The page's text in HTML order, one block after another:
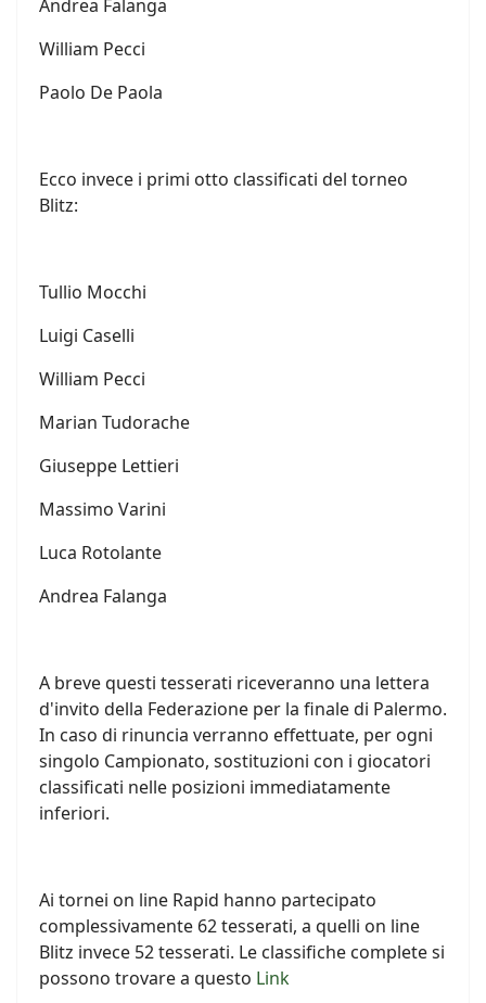
Andrea Falanga
William Pecci
Paolo De Paola
Ecco invece i primi otto classificati del torneo
Blitz:
Tullio Mocchi
Luigi Caselli
William Pecci
Marian Tudorache
Giuseppe Lettieri
Massimo Varini
Luca Rotolante
Andrea Falanga
A breve questi tesserati riceveranno una lettera
d'invito della Federazione per la finale di Palermo.
In caso di rinuncia verranno effettuate, per ogni
singolo Campionato, sostituzioni con i giocatori
classificati nelle posizioni immediatamente
inferiori.
Ai tornei on line Rapid hanno partecipato
complessivamente 62 tesserati, a quelli on line
Blitz invece 52 tesserati. Le classifiche complete si
possono trovare a questo Link